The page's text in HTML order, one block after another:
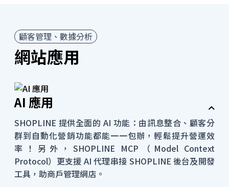
顧客管理、數據分析
網站應用
AI 應用
SHOPLINE 提供全面的 AI 功能：由訊息整合、顧客分
群到自動化營銷功能都能一一包辦，輕鬆提升營運效
率！另外，SHOPLINE MCP（Model Context
Protocol）更支援 AI 代理串接 SHOPLINE 後台及開發
工具，助商戶管理網店。